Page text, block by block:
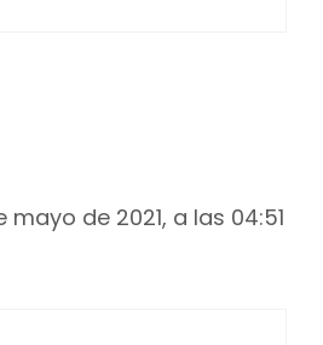
mayo de 2021, a las 04:51